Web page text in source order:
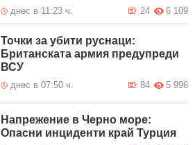
днес в 11:23 ч. 6 109
24
Точки за убити руснаци:
Британската армия предупреди
ВСУ
днес в 07:50 ч. 5 996
84
Напрежение в Черно море:
Опасни инциденти край Турция